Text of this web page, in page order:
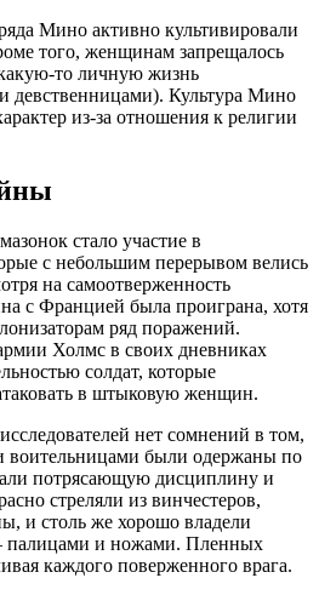
Мино активно культивировали
того, женщинам запрещалось
то личную жизнь
девственницами). Культура Мино
из-за отношения к религии
стало участие в
с небольшим перерывом велись
на самоотверженность
с Францией была проиграна, хотя
ряд поражений.
Холмс в своих дневниках
солдат, которые
в штыковую женщин.
нет сомнений в том,
воительницами были одержаны по
потрясающую дисциплину и
стреляли из винчестеров,
и столь же хорошо владели
и ножами. Пленных
каждого поверженного врага.